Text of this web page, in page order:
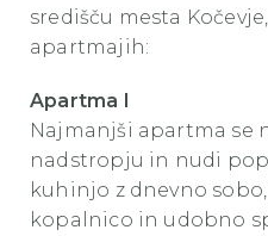
središču mesta
apartmajih:
Apartma I
Najmanjši apartma se
nadstropju in nudi
kuhinjo z dnevno
kopalnico in udobno